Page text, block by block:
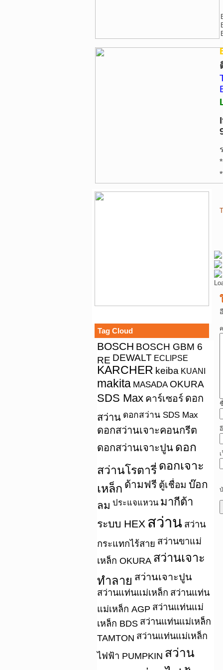
Tag Cloud
BOSCH BOSCH GBM 6
RE DEWALT ECLIPSE
KARCHER keiba KUANI
makita MASADA OKURA
SDS Max คาร์เซอร์ ดอก
สว่าน ดอกสว่าน SDS Max
ดอกสว่านเจาะคอนกรีต
ดอกสว่านเจาะปูน ดอก
สว่านโรตารี่ ดอกเจาะ
เหล็ก ด้ามฟรี ตู้เชื่อม บ๊อก
ลม ประแจแหวน มากีต้า
ระบบ HEX สว่าน สว่าน
กระแทกไร้สาย สว่านขาแม่
เหล็ก OKURA สว่านเจาะ
ทำลาย สว่านเจาะปูน
สว่านแท่นแม่เหล็ก สว่านแท่น
แม่เหล็ก AGP สว่านแท่นแม่
เหล็ก BDS สว่านแท่นแม่เหล็ก
TAMTON สว่านแท่นแม่เหล็ก
ไฟฟ้า PUMPKIN สว่าน
*